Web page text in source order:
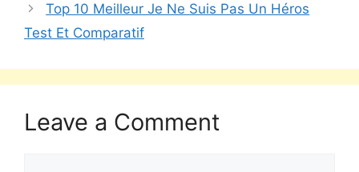
Top 10 Meilleur Je Ne Suis Pas Un Héros
Test Et Comparatif
Leave a Comment